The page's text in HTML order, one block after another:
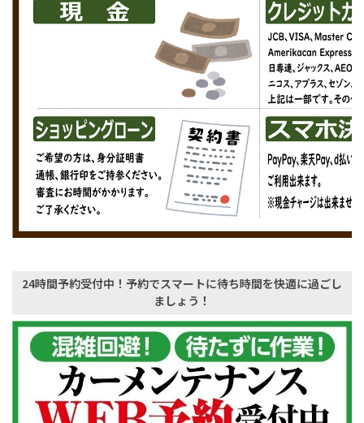
24時間予約受付中！予約でスマートに待ち時間を快適に過ごし
ましょう！